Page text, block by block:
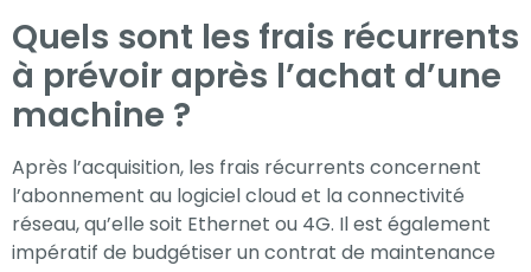
Quels sont les frais récurrents
à prévoir après l’achat d’une
machine ?
Après l’acquisition, les frais récurrents concernent
l’abonnement au logiciel cloud et la connectivité
réseau, qu’elle soit Ethernet ou 4G. Il est également
impératif de budgétiser un contrat de maintenance